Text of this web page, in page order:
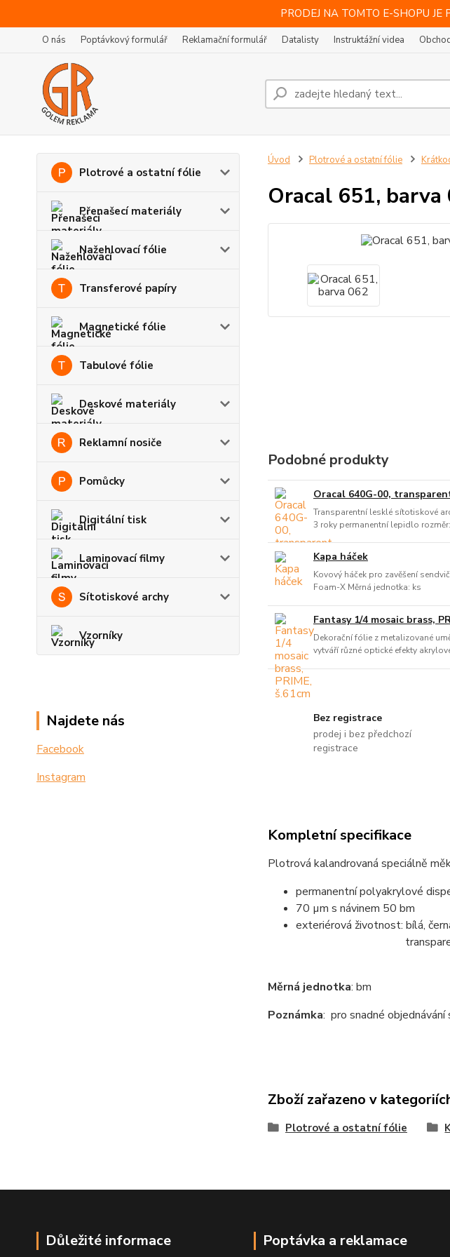
PRODEJ NA TOMTO E-SHOPU JE
O nás Poptávkový formulář Reklamační formulář Datalisty Instruktážní videa
Plotrové a ostatní fólie
Přenašecí materiály
Nažehlovací fólie
Transferové papíry
Magnetické fólie
Tabulové fólie
Deskové materiály
Reklamní nosiče
Pomůcky
Digitální tisk
Laminovací filmy
Sítotiskové archy
Vzorníky
Najdete nás
Facebook
Instagram
Úvod Plotrové a ostatní fólie
Oracal 651, barva
Podobné produkty
Oracal 640G-00,
Transparentní lesklé sítotiskové
3 roky permanentní lepidlo
Kapa háček
Kovový háček pro zavěšení
Foam-X Měrná jednotka: ks
Fantasy 1/4 mosaic brass,
Dekorační fólie z metalizované
vytváří různé optické efekty
Bez registrace
prodej i bez předchozí
registrace
Kompletní specifikace
Plotrová kalandrovaná speciálně
permanentní polyakrylové
70 µm s návinem 50 bm
exteriérová životnost: bílá,
transparent,
Měrná jednotka: bm
Poznámka: pro snadné objednávání
Zboží zařazeno v
Plotrové a ostatní fólie
Důležité informace Poptávka a reklamace